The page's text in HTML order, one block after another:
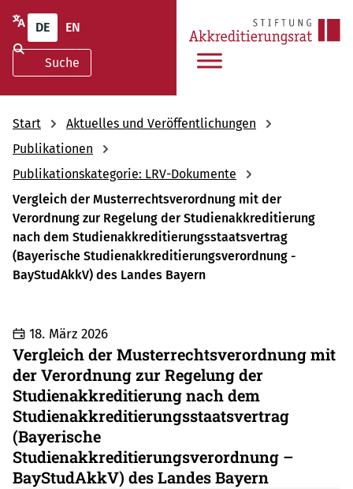
DE EN
Start
Aktuelles und Veröffentlichungen
Publikationen
Publikationskategorie: LRV-Dokumente
Vergleich der Musterrechtsverordnung mit der
Verordnung zur Regelung der Studienakkreditierung
nach dem Studienakkreditierungsstaatsvertrag
(Bayerische Studienakkreditierungsverordnung -
BayStudAkkV) des Landes Bayern
18. März 2026
Vergleich der Musterrechtsverordnung mit
der Verordnung zur Regelung der
Studienakkreditierung nach dem
Studienakkreditierungsstaatsvertrag
(Bayerische
Studienakkreditierungsverordnung –
BayStudAkkV) des Landes Bayern